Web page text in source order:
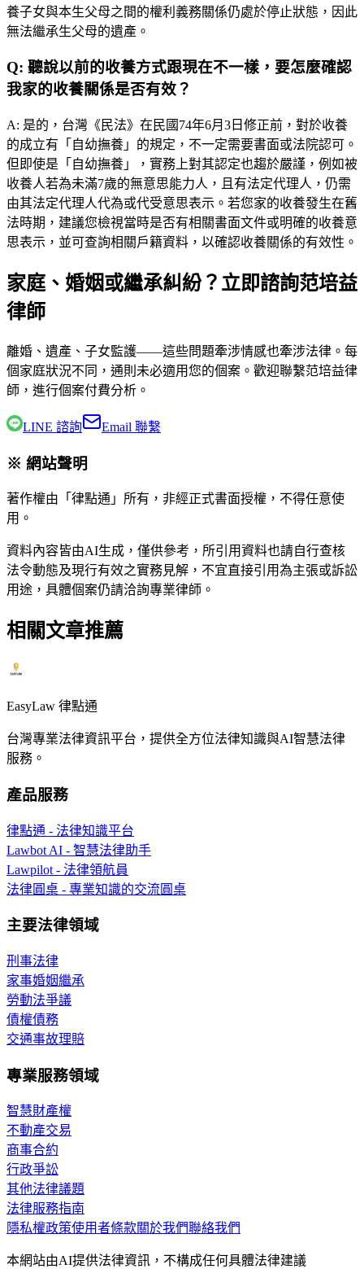
養子女與本生父母之間的權利義務關係仍處於停止狀態，因此
無法繼承生父母的遺產。
Q: 聽說以前的收養方式跟現在不一樣，要怎麼確認
我家的收養關係是否有效？
A: 是的，台灣《民法》在民國74年6月3日修正前，對於收養
的成立有「自幼撫養」的規定，不一定需要書面或法院認可。
但即使是「自幼撫養」，實務上對其認定也趨於嚴謹，例如被
收養人若為未滿7歲的無意思能力人，且有法定代理人，仍需
由其法定代理人代為或代受意思表示。若您家的收養發生在舊
法時期，建議您檢視當時是否有相關書面文件或明確的收養意
思表示，並可查詢相關戶籍資料，以確認收養關係的有效性。
家庭、婚姻或繼承糾紛？立即諮詢范培益
律師
離婚、遺產、子女監護——這些問題牽涉情感也牽涉法律。每
個家庭狀況不同，通則未必適用您的個案。歡迎聯繫范培益律
師 ，進行個案付費分析。
LINE 諮詢 Email 聯繫
※ 網站聲明
著作權由「律點通」所有，非經正式書面授權，不得任意使
用。
資料內容皆由AI生成，僅供參考，所引用資料也請自行查核
法令動態及現行有效之實務見解，不宜直接引用為主張或訴訟
用途，具體個案仍請洽詢專業律師。
相關文章推薦
EasyLaw 律點通
台灣專業法律資訊平台，提供全方位法律知識與AI智慧法律
服務。
產品服務
律點通 - 法律知識平台
Lawbot AI - 智慧法律助手
Lawpilot - 法律領航員
法律圓桌 - 專業知識的交流圓桌
主要法律領域
刑事法律
家事婚姻繼承
勞動法爭議
債權債務
交通事故理賠
專業服務領域
智慧財產權
不動產交易
商事合約
行政爭訟
其他法律議題
法律服務指南
隱私權政策使用者條款關於我們聯絡我們
本網站由AI提供法律資訊，不構成任何具體法律建議